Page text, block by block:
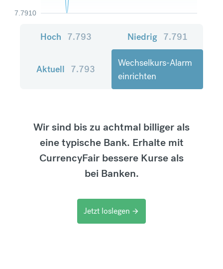
7.7910
Hoch 7.793 Niedrig 7.791
Aktuell 7.793
Wechselkurs-Alarm
einrichten
Wir sind bis zu achtmal billiger als
eine typische Bank. Erhalte mit
CurrencyFair bessere Kurse als
bei Banken.
Jetzt loslegen arrow_forward